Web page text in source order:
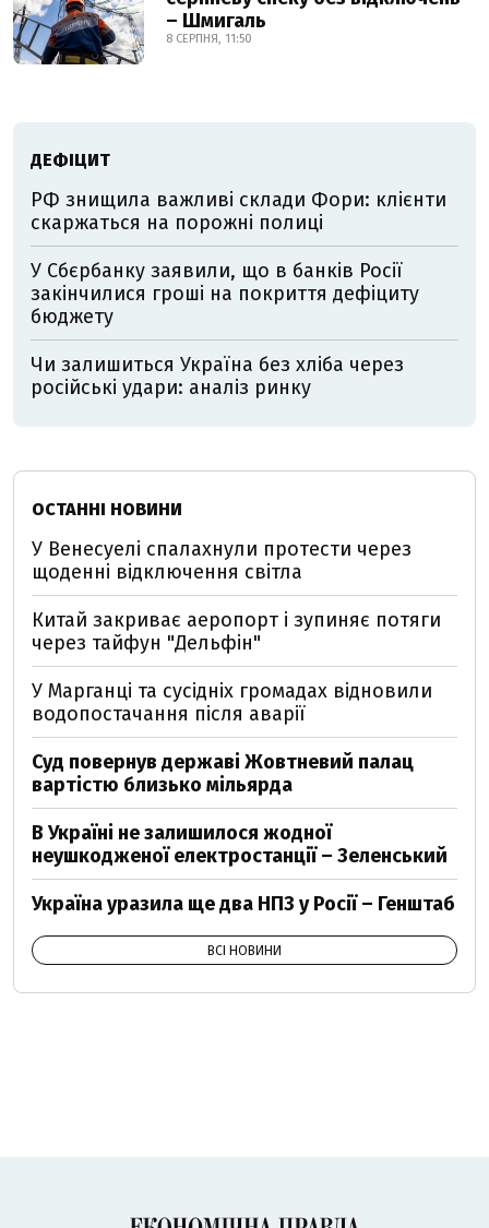
– Шмигаль
8 СЕРПНЯ, 11:50
ДЕФІЦИТ
РФ знищила важливі склади Фори: клієнти
скаржаться на порожні полиці
У Сбєрбанку заявили, що в банків Росії
закінчилися гроші на покриття дефіциту
бюджету
Чи залишиться Україна без хліба через
російські удари: аналіз ринку
ОСТАННІ НОВИНИ
У Венесуелі спалахнули протести через
щоденні відключення світла
Китай закриває аеропорт і зупиняє потяги
через тайфун "Дельфін"
У Марганці та сусідніх громадах відновили
водопостачання після аварії
Суд повернув державі Жовтневий палац
вартістю близько мільярда
В Україні не залишилося жодної
неушкодженої електростанції – Зеленський
Україна уразила ще два НПЗ у Росії – Генштаб
ВСІ НОВИНИ